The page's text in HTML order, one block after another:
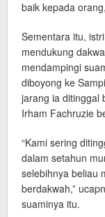
baik kepada
Sementara itu,
mendukung
mendampingi
diboyong ke
jarang ia ditinggal
Irham Fachruzie
“Kami sering
dalam setahun
selebihnya beliau
berdakwah,”
suaminya itu.